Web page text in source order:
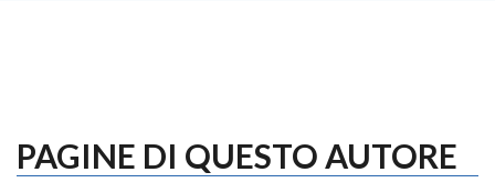
PAGINE DI QUESTO AUTORE